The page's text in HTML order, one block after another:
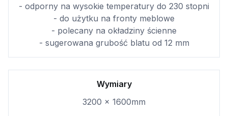
- odporny na wysokie temperatury do 230 stopni
- do użytku na fronty meblowe
- polecany na okładziny ścienne
- sugerowana grubość blatu od 12 mm
Wymiary
3200 x 1600mm